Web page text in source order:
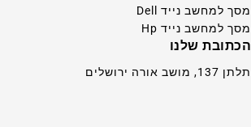
מסך למחשב נייד Dell
מסך למחשב נייד Hp
הכתובת שלנו
תלתן 137, מושב אורה ירושלים